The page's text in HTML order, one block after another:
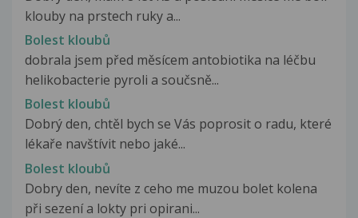
klouby na prstech ruky a...
Bolest kloubů
dobrala jsem před měsícem antobiotika na léčbu
helikobacterie pyroli a součsně...
Bolest kloubů
Dobrý den, chtěl bych se Vás poprosit o radu, které
lékaře navštívit nebo jaké...
Bolest kloubů
Dobry den, nevíte z ceho me muzou bolet kolena
při sezení a lokty pri opirani...